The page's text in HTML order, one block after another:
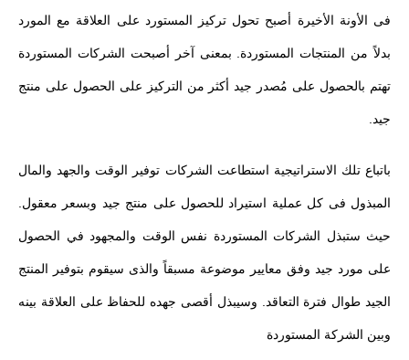
فى الأونة الأخيرة أصبح تحول تركيز المستورد على العلاقة مع المورد
بدلاً من المنتجات المستوردة. بمعنى آخر أصبحت الشركات المستوردة
تهتم بالحصول على مُصدر جيد أكثر من التركيز على الحصول على منتج
جيد.
باتباع تلك الاستراتيجية استطاعت الشركات توفير الوقت والجهد والمال
المبذول فى كل عملية استيراد للحصول على منتج جيد وبسعر معقول.
حيث ستبذل الشركات المستوردة نفس الوقت والمجهود في الحصول
على مورد جيد وفق معايير موضوعة مسبقاً والذى سيقوم بتوفير المنتج
الجيد طوال فترة التعاقد. وسيبذل أقصى جهده للحفاظ على العلاقة بينه
وبين الشركة المستوردة